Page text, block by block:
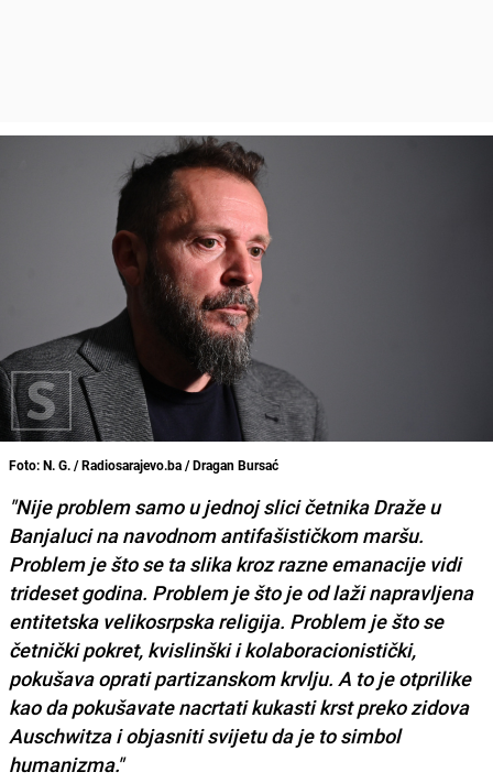
Foto: N. G. / Radiosarajevo.ba / Dragan Bursać
"Nije problem samo u jednoj slici četnika Draže u
Banjaluci na navodnom antifašističkom maršu.
Problem je što se ta slika kroz razne emanacije vidi
trideset godina. Problem je što je od laži napravljena
entitetska velikosrpska religija. Problem je što se
četnički pokret, kvislinški i kolaboracionistički,
pokušava oprati partizanskom krvlju. A to je otprilike
kao da pokušavate nacrtati kukasti krst preko zidova
Auschwitza i objasniti svijetu da je to simbol
humanizma."